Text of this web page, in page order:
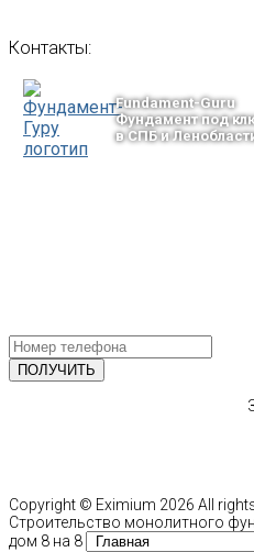
Контакты:
Fundament-Guru
Фундамент под
в СПБ и
Copyright © Eximium 2026 All
Строительство монолитного
дом 8 на 8